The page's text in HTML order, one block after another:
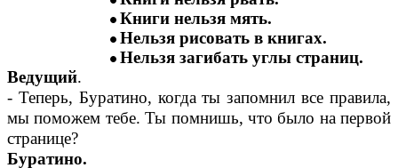
Книги нельзя мять.
Нельзя рисовать в книгах.
Нельзя загибать углы страниц.
Ведущий.
- Теперь, Буратино, когда ты запомнил все правила,
мы поможем тебе. Ты помнишь, что было на первой
странице?
Буратино.